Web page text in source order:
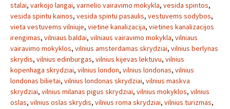
stalai, varkojo langai, varnelio vairavimo mokykla, vesida spintos,
vesida spintu kainos, vesida spintu pasaulis, vestuvems sodybos,
vieta vestuvems vilniuje, vietine kanalizacija, vietines kanalizacijos
irengimas, vilniaus baldai, vilniaus vairavimo mokykla, vilniaus
vairavimo mokyklos, vilnius amsterdamas skrydziai, vilnius berlynas
skrydis, vilnius edinburgas, vilnius kijevas lektuvu, vilnius
kopenhaga skrydziai, vilnius london, vilnius londonas, vilnius
londonas bilietai, vilnius londonas skrydziai, vilnius maskva
skrydziai, vilnius milanas pigus skrydziai, vilnius mokyklos, vilnius
oslas, vilnius oslas skrydis, vilnius roma skrydziai, vilnius turizmas,